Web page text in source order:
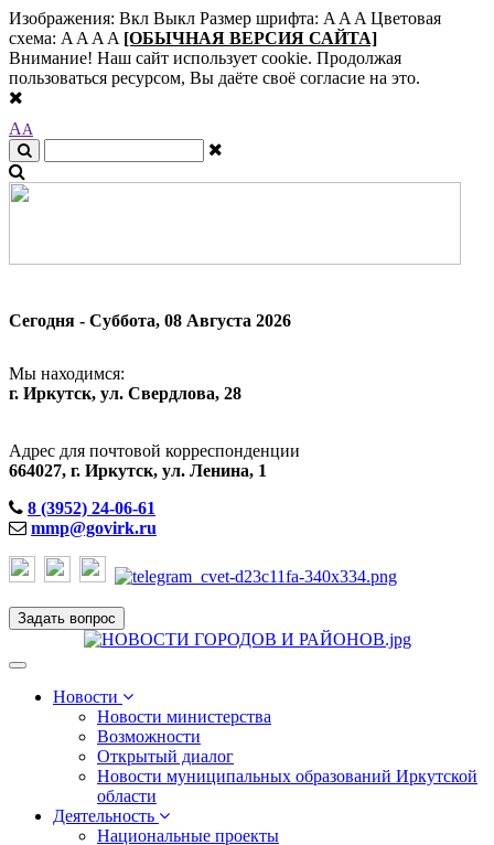
Изображения: Вкл Выкл Размер шрифта: A A A Цветовая
схема: A A A A [ОБЫЧНАЯ ВЕРСИЯ САЙТА]
Внимание! Наш сайт использует cookie. Продолжая
пользоваться ресурсом, Вы даёте своё согласие на это.
AA
Сегодня - Суббота, 08 Августа 2026
Мы находимся:
г. Иркутск, ул. Свердлова, 28
Адрес для почтовой корреспонденции
664027, г. Иркутск, ул. Ленина, 1
8 (3952) 24-06-61
mmp@govirk.ru
Задать вопрос
Toggle
navigationНовости
Новости министерства
Возможности
Открытый диалог
Новости муниципальных образований Иркутской
области
Деятельность
Национальные проекты